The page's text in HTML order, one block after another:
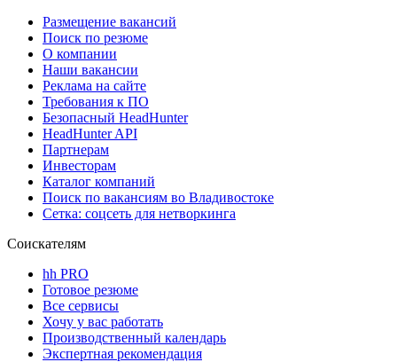
Размещение вакансий
Поиск по резюме
О компании
Наши вакансии
Реклама на сайте
Требования к ПО
Безопасный HeadHunter
HeadHunter API
Партнерам
Инвесторам
Каталог компаний
Поиск по вакансиям во Владивостоке
Сетка: соцсеть для нетворкинга
Соискателям
hh PRO
Готовое резюме
Все сервисы
Хочу у вас работать
Производственный календарь
Экспертная рекомендация